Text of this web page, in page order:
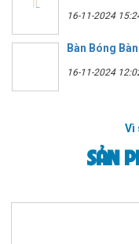
16-11-2024
Bàn Bóng
16-11-2024
Vì
SẢN